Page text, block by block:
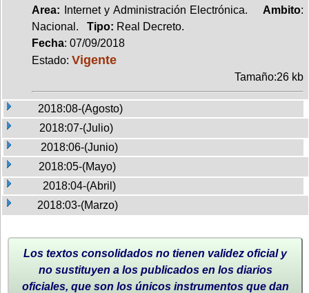
Area: Internet y Administración Electrónica. Ambito:
Nacional. Tipo: Real Decreto.
Fecha: 07/09/2018
Estado: Vigente
Tamaño:26 kb
2018:08-(Agosto)
2018:07-(Julio)
2018:06-(Junio)
2018:05-(Mayo)
2018:04-(Abril)
2018:03-(Marzo)
Los textos consolidados no tienen validez oficial y
no sustituyen a los publicados en los diarios
oficiales, que son los únicos instrumentos que dan